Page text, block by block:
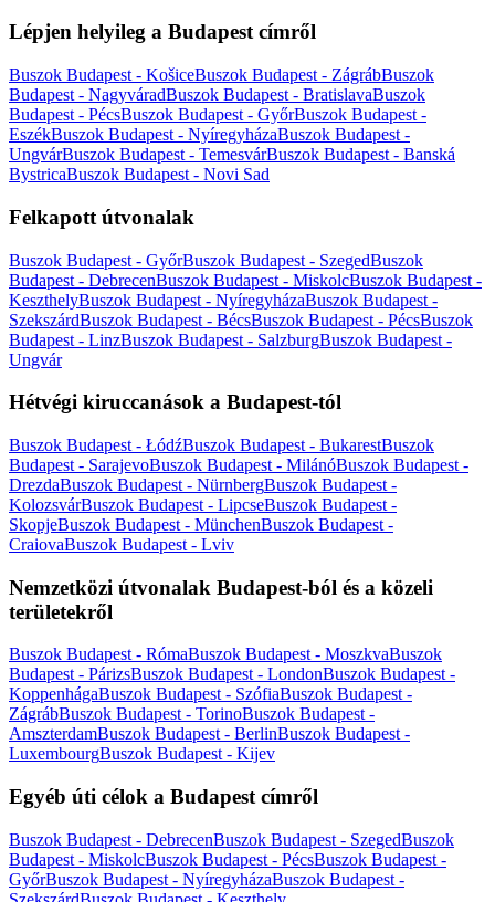
Lépjen helyileg a Budapest címről
Buszok Budapest - KošiceBuszok Budapest - ZágrábBuszok
Budapest - NagyváradBuszok Budapest - BratislavaBuszok
Budapest - PécsBuszok Budapest - GyőrBuszok Budapest -
EszékBuszok Budapest - NyíregyházaBuszok Budapest -
UngvárBuszok Budapest - TemesvárBuszok Budapest - Banská
BystricaBuszok Budapest - Novi Sad
Felkapott útvonalak
Buszok Budapest - GyőrBuszok Budapest - SzegedBuszok
Budapest - DebrecenBuszok Budapest - MiskolcBuszok Budapest -
KeszthelyBuszok Budapest - NyíregyházaBuszok Budapest -
SzekszárdBuszok Budapest - BécsBuszok Budapest - PécsBuszok
Budapest - LinzBuszok Budapest - SalzburgBuszok Budapest -
Ungvár
Hétvégi kiruccanások a Budapest-tól
Buszok Budapest - ŁódźBuszok Budapest - BukarestBuszok
Budapest - SarajevoBuszok Budapest - MilánóBuszok Budapest -
DrezdaBuszok Budapest - NürnbergBuszok Budapest -
KolozsvárBuszok Budapest - LipcseBuszok Budapest -
SkopjeBuszok Budapest - MünchenBuszok Budapest -
CraiovaBuszok Budapest - Lviv
Nemzetközi útvonalak Budapest-ból és a közeli
területekről
Buszok Budapest - RómaBuszok Budapest - MoszkvaBuszok
Budapest - PárizsBuszok Budapest - LondonBuszok Budapest -
KoppenhágaBuszok Budapest - SzófiaBuszok Budapest -
ZágrábBuszok Budapest - TorinoBuszok Budapest -
AmszterdamBuszok Budapest - BerlinBuszok Budapest -
LuxembourgBuszok Budapest - Kijev
Egyéb úti célok a Budapest címről
Buszok Budapest - DebrecenBuszok Budapest - SzegedBuszok
Budapest - MiskolcBuszok Budapest - PécsBuszok Budapest -
GyőrBuszok Budapest - NyíregyházaBuszok Budapest -